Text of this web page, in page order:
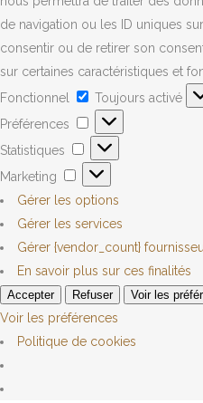
de navigation ou les ID uniques
consentir ou de retirer son
sur certaines caractéristiques et
Fonctionnel
Toujours activé
Préférences
Statistiques
Marketing
Gérer les options
Gérer les services
Gérer {vendor_count}
En savoir plus sur ces finalités
Accepter Refuser Voir les
Voir les préférences
Politique de cookies